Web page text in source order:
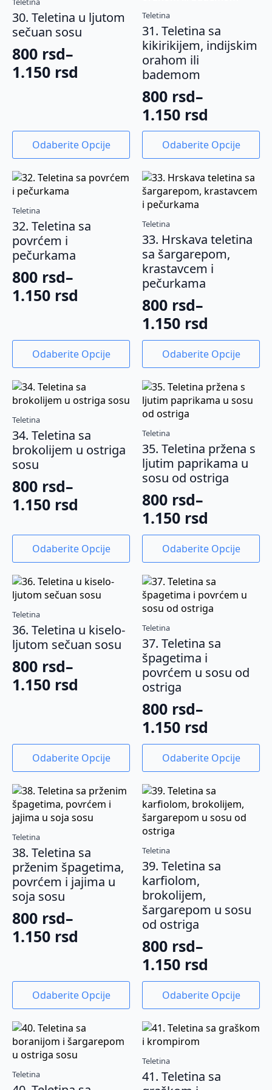
mogu
biti
izabrane
na
stranici
proizvoda.
biti
izabrane
na
stranici
proizvoda.
30. Teletina u ljutom
sečuan sosu
800 rsd–
1.150 rsd
Raspon
800 rsd
1.150 rsd
Odaberite Opcije
Ovaj
proizvod
više
varijanti.
Opcije
mogu
biti
izabrane
na
stranici
proizvoda.
Teletina
31. Teletina sa
kikirikijem, indijskim
orahom ili
bademom
800 rsd–
1.150 rsd
Raspon
cena:
800 rsd
do
1.150 rsd
Odaberite Opcije
Ovaj
proizvod
više
varijanti.
Opcije
mogu
biti
izabrane
na
stranici
proizvoda.
Teletina
32. Teletina sa
povrćem i
pečurkama
800 rsd–
1.150 rsd
Raspon
800 rsd
do
1.150 rsd
Odaberite Opcije
Ovaj
proizvod
više
varijanti.
mogu
biti
izabrane
na
stranici
proizvoda.
Teletina
33. Hrskava teletina
sa šargarepom,
krastavcem i
pečurkama
800 rsd–
1.150 rsd
Raspon
cena:
800 rsd
do
1.150 rsd
Odaberite Opcije
Ovaj
proizvod
više
varijanti.
Opcije
biti
izabrane
na
stranici
proizvoda.
Teletina
34. Teletina sa
brokolijem u ostriga
sosu
800 rsd–
1.150 rsd
Raspon
od
800 rsd
do
1.150 rsd
Odaberite Opcije
Ovaj
proizvod
više
varijanti.
mogu
biti
izabrane
na
stranici
proizvoda.
Teletina
35. Teletina pržena s
ljutim paprikama u
sosu od ostriga
800 rsd–
1.150 rsd
Raspon
cena:
800 rsd
do
1.150 rsd
Odaberite Opcije
Ovaj
proizvod
više
varijanti.
Opcije
biti
izabrane
na
stranici
proizvoda.
Teletina
36. Teletina u kiselo-
ljutom sečuan sosu
800 rsd–
1.150 rsd
Raspon
1.150 rsd
Odaberite Opcije
Ovaj
proizvod
više
varijanti.
Opcije
biti
izabrane
na
stranici
proizvoda.
Teletina
37. Teletina sa
špagetima i
povrćem u sosu od
ostriga
800 rsd–
1.150 rsd
Raspon
cena:
800 rsd
do
1.150 rsd
Odaberite Opcije
Ovaj
proizvod
više
varijanti.
Opcije
mogu
izabrane
na
stranici
proizvoda.
Teletina
38. Teletina sa
prženim špagetima,
povrćem i jajima u
soja sosu
800 rsd–
1.150 rsd
Raspon
800 rsd
do
1.150 rsd
Odaberite Opcije
Ovaj
proizvod
ima
više
varijanti.
Opcije
biti
Teletina
39. Teletina sa
karfiolom,
brokolijem,
šargarepom u sosu
od ostriga
800 rsd–
1.150 rsd
Raspon
cena:
800 rsd
do
1.150 rsd
Odaberite Opcije
Ovaj
proizvod
ima
više
varijanti.
mogu
biti
Teletina
Teletina
41. Teletina sa